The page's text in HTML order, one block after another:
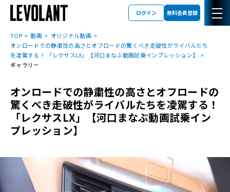
ログイン 無料会員登録
TOP 動画
オリジナル動画
オンロードでの静粛性の高さとオフロードの驚くべき走破性がライバルたち
を凌駕する！ 「レクサスLX」【河口まなぶ動画試乗インプレッション】
ギャラリー
オンロードでの静粛性の高さとオフロードの
驚くべき走破性がライバルたちを凌駕する！
「レクサスLX」【河口まなぶ動画試乗イン
プレッション】